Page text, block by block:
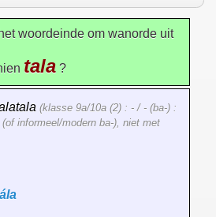
woordeinde om wanorde uit
tala ?
(klasse 9a/10a (2) : - / - (ba-) :
informeel/modern ba-), niet met